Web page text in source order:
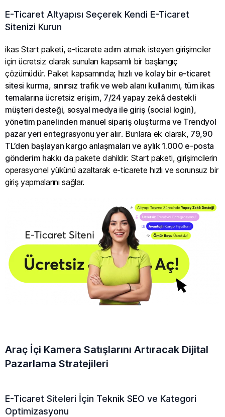
E-Ticaret Altyapısı Seçerek Kendi E-Ticaret
Sitenizi Kurun
ikas Start paketi, e-ticarete adım atmak isteyen girişimciler
için ücretsiz olarak sunulan kapsamlı bir başlangıç
çözümüdür. Paket kapsamında; hızlı ve kolay bir e-ticaret
sitesi kurma, sınırsız trafik ve web alanı kullanımı, tüm ikas
temalarına ücretsiz erişim, 7/24 yapay zekâ destekli
müşteri desteği, sosyal medya ile giriş (social login),
yönetim panelinden manuel sipariş oluşturma ve Trendyol
pazar yeri entegrasyonu yer alır. Bunlara ek olarak, 79,90
TL’den başlayan kargo anlaşmaları ve aylık 1.000 e-posta
gönderim hakkı da pakete dahildir. Start paketi, girişimcilerin
operasyonel yükünü azaltarak e-ticarete hızlı ve sorunsuz bir
giriş yapmalarını sağlar.
Araç İçi Kamera Satışlarını Artıracak Dijital
Pazarlama Stratejileri
E-Ticaret Siteleri İçin Teknik SEO ve Kategori
Optimizasyonu